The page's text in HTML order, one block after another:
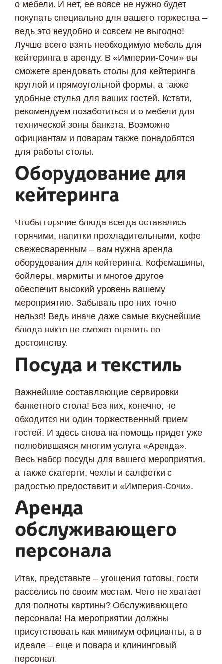
о мебели. И нет, ее вовсе не нужно будет
покупать специально для вашего торжества –
ведь это неудобно и совсем не выгодно!
Лучше всего взять необходимую мебель для
кейтеринга в аренду. В «Империи-Сочи» вы
сможете арендовать столы для кейтеринга
круглой и прямоугольной формы, а также
удобные стулья для ваших гостей. Кстати,
рекомендуем позаботиться и о мебели для
технической зоны банкета. Возможно
официантам и поварам также понадобятся
для работы столы.
Оборудование для
кейтеринга
Чтобы горячие блюда всегда оставались
горячими, напитки прохладительными, кофе
свежесваренным – вам нужна аренда
оборудования для кейтеринга. Кофемашины,
бойлеры, мармиты и многое другое
обеспечит высокий уровень вашему
мероприятию. Забывать про них точно
нельзя! Ведь иначе даже самые вкуснейшие
блюда никто не сможет оценить по
достоинству.
Посуда и текстиль
Важнейшие составляющие сервировки
банкетного стола! Без них, конечно, не
обходится ни один торжественный прием
гостей. И здесь снова на помощь придет уже
полюбившаяся многим услуга «Аренда».
Весь набор посуды для вашего мероприятия,
а также скатерти, чехлы и салфетки с
радостью предоставит и «Империя-Сочи».
Аренда
обслуживающего
персонала
Итак, представьте – угощения готовы, гости
расселись по своим местам. Чего не хватает
для полноты картины? Обслуживающего
персонала! На мероприятии должны
присутствовать как минимум официанты, а в
идеале – еще и повара и клининговый
персонал.